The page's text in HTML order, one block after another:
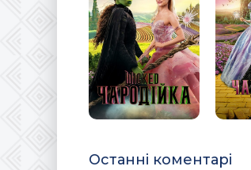
Останні коментарі